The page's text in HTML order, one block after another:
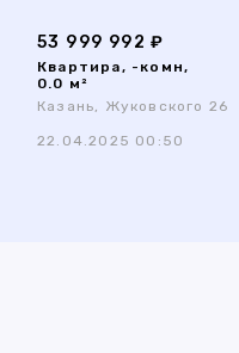
53 999 992 ₽
Квартира, -комн,
0.0 м²
Казань, Жуковского 26
22.04.2025 00:50